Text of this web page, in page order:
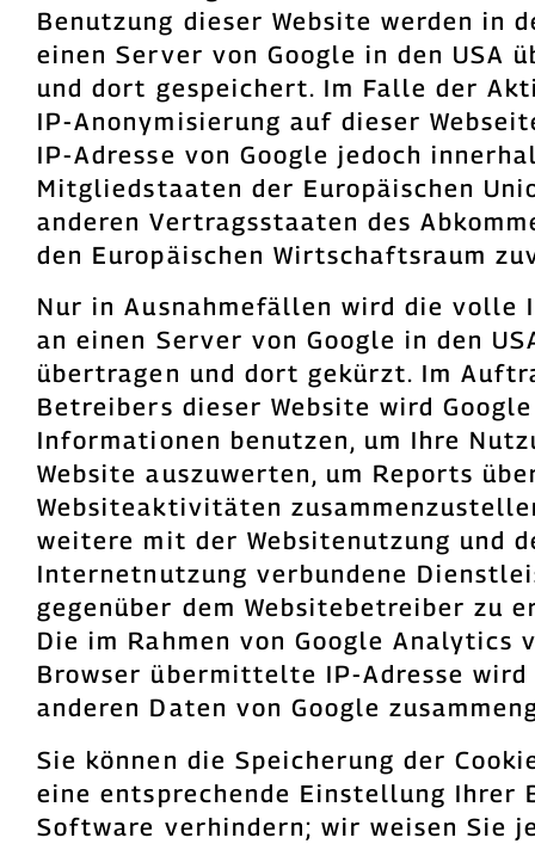
Benutzung dieser Website werden in
einen Server von Google in den USA
und dort gespeichert. Im Falle der
IP-Anonymisierung auf dieser
IP-Adresse von Google jedoch
Mitgliedstaaten der Europäischen
anderen Vertragsstaaten des
den Europäischen Wirtschaftsraum
Nur in Ausnahmefällen wird die volle
an einen Server von Google in den
übertragen und dort gekürzt. Im
Betreibers dieser Website wird
Informationen benutzen, um Ihre
Website auszuwerten, um Reports
Websiteaktivitäten
weitere mit der Websitenutzung und
Internetnutzung verbundene
gegenüber dem Websitebetreiber zu
Die im Rahmen von Google Analytics
Browser übermittelte IP-Adresse
anderen Daten von Google
Sie können die Speicherung der
eine entsprechende Einstellung Ihrer
Software verhindern; wir weisen Sie